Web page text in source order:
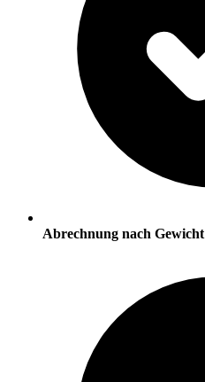
Abrechnung nach Gewicht